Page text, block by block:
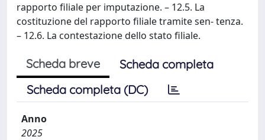
rapporto filiale per imputazione. – 12.5. La
costituzione del rapporto filiale tramite sen- tenza.
– 12.6. La contestazione dello stato filiale.
Scheda breve
Scheda completa
Scheda completa (DC)
Anno
2025